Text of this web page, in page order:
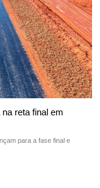
reta final em
para a fase final e